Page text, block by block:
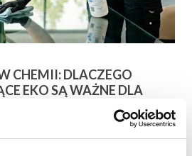
CHEMII: DLACZEGO
EKO SĄ WAŻNE DLA